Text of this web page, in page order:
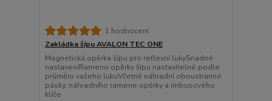
1 hodnocení
Zakládka šípu AVALON TEC ONE
Magnetická opěrka šípu pro reflexní lukySnadné
nastaveníRameno opěrky šípu nastavitelné podle
průměru vašeho lukuVčetně náhradní oboustranné
pásky, náhradního ramene opěrky a imbusového
klíče